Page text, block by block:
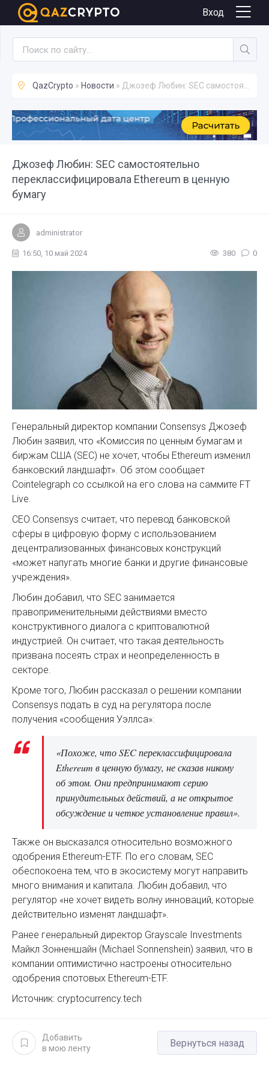
Вход
QazCrypto » Новости » Джозеф Любин: SEC самостоятельно переклассифицировала Ethereum в ценную бумагу
Джозеф Любин: SEC самостоятельно
переклассифицировала Ethereum в ценную
бумагу
Новости
administrator
16:50, 10 май 2024 380 0
Генеральный директор компании Consensys Джозеф
Любин заявил, что «Комиссия по ценным бумагам и
биржам США (SEC) не хочет, чтобы Ethereum изменил
банковский ландшафт». Об этом сообщает
Cointelegraph со ссылкой на его слова на саммите FT
Live.
CEO Consensys считает, что перевод банковской
сферы в цифровую форму с использованием
децентрализованных финансовых конструкций
«может напугать многие банки и другие финансовые
учреждения».
Любин добавил, что SEC занимается
правоприменительными действиями вместо
конструктивного диалога с криптовалютной
индустрией. Он считает, что такая деятельность
призвана посеять страх и неопределенность в
секторе.
Кроме того, Любин рассказал о решении компании
Consensys подать в суд на регулятора после
получения «сообщения Уэллса»:
«Похоже, что SEC переклассифицировала
Ethereum в ценную бумагу, не сказав никому
об этом. Они предпринимают серию
принудительных действий, а не открытое
обсуждение и четкое установление правил».
Также он высказался относительно возможного
одобрения Ethereum-ETF. По его словам, SEC
обеспокоена тем, что в экосистему могут направить
много внимания и капитала. Любин добавил, что
регулятор «не хочет видеть волну инноваций, которые
действительно изменят ландшафт».
Ранее генеральный директор Grayscale Investments
Майкл Зонненшайн (Michael Sonnenshein) заявил, что в
компании оптимистично настроены относительно
одобрения спотовых Ethereum-ETF.
Источник: cryptocurrency.tech
Добавить
в мою ленту
Вернуться назад